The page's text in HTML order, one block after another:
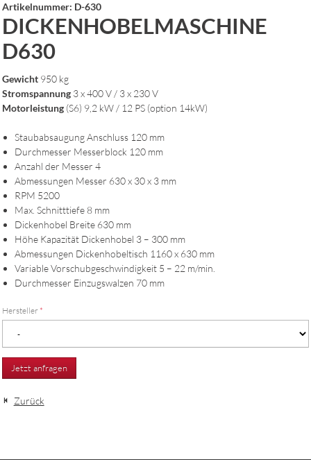
Artikelnummer: D-630
DICKENHOBELMASCHINE
D630
Gewicht 950 kg
Stromspannung 3 x 400 V / 3 x 230 V
Motorleistung (S6) 9,2 kW / 12 PS (option 14kW)
Staubabsaugung Anschluss 120 mm
Durchmesser Messerblock 120 mm
Anzahl der Messer 4
Abmessungen Messer 630 x 30 x 3 mm
RPM 5200
Max. Schnitttiefe 8 mm
Dickenhobel Breite 630 mm
Höhe Kapazität Dickenhobel 3 – 300 mm
Abmessungen Dickenhobeltisch 1160 x 630 mm
Variable Vorschubgeschwindigkeit 5 – 22 m/min.
Durchmesser Einzugswalzen 70 mm
Hersteller *
Jetzt anfragen
Zurück